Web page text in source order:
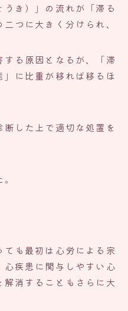
き）」の流れが「滞る
つに大きく分けられ、
る原因となるが、「滞
に比重が移れば移るほ
した上で適切な処置を
も最初は心労による宗
疾患に関与しやすい心
消することもさらに大